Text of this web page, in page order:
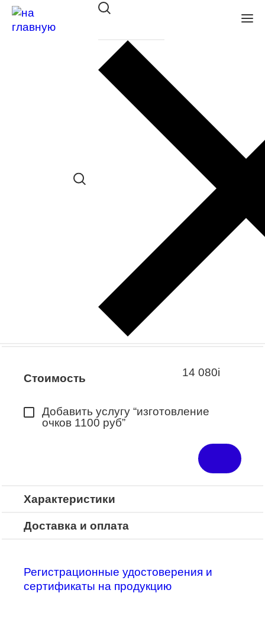
Оправа GUESS GU 50224 032
в наличии (Больше 5 шт.) *наличие
товара в конкретном салоне
необходимо уточнять отдельно
Заказать примерку
Закажите понравившуюся модель
в ближайший салон “Оптик-Экспресс”.
*Доступно для Республики
Стоимость 14 080i
Добавить услугу “изготовление
очков 1100 руб”
Характеристики
Доставка и оплата
Регистрационные удостоверения и
сертификаты на продукцию